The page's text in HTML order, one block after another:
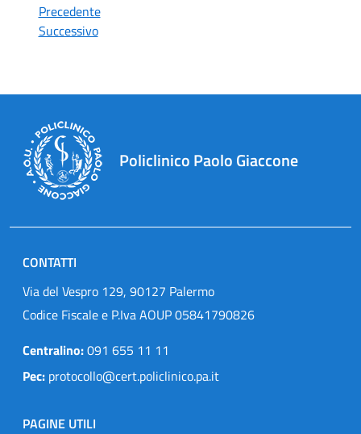
Precedente
Successivo
Policlinico Paolo Giaccone
CONTATTI
Via del Vespro 129, 90127 Palermo
Codice Fiscale e P.Iva AOUP 05841790826
Centralino:091 655 11 11
Pec: protocollo@cert.policlinico.pa.it
PAGINE UTILI